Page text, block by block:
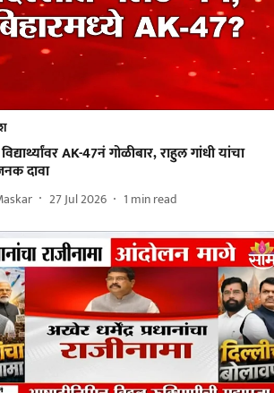
AK-47नं गोळीबार, राहुल गांधी यांचा
दावा
27 Jul 2026 1 min read